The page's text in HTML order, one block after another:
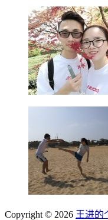
Copyright © 2026 王进的